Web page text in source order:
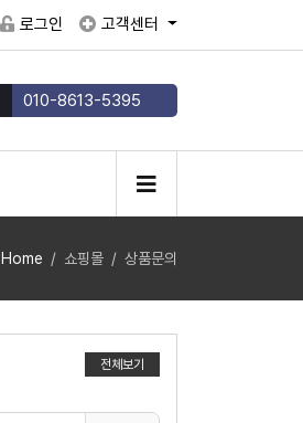
로그인 고객센터
010-8613-5395
Home 쇼핑몰 상품문의
전체보기